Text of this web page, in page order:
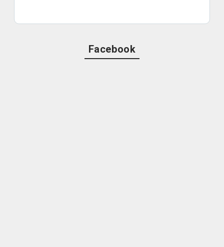
Facebook